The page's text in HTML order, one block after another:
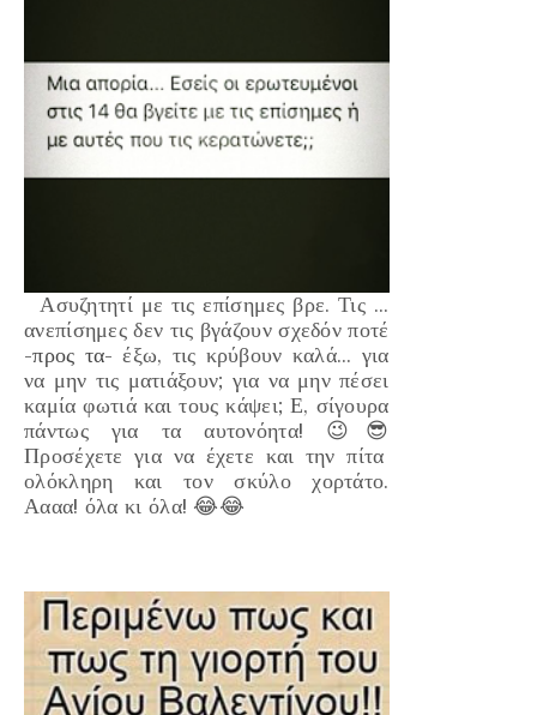
Ασυζητητί με τις επίσημες βρε. Τις ...
ανεπίσημες δεν τις βγάζουν σχεδόν ποτέ
-προς τα- έξω, τις κρύβουν καλά... για
να μην τις ματιάξουν; για να μην πέσει
καμία φωτιά και τους κάψει; Ε, σίγουρα
πάντως για τα αυτονόητα! 😉 😎
Προσέχετε για να έχετε και την πίτα
ολόκληρη και τον σκύλο χορτάτο.
Αααα! όλα κι όλα! 😂😂